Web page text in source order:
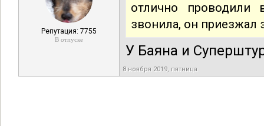
Репутация: 7755
В отпуске
отлично проводили
звонила, он приезжал
У Баяна и
8 ноября 2019, пятница